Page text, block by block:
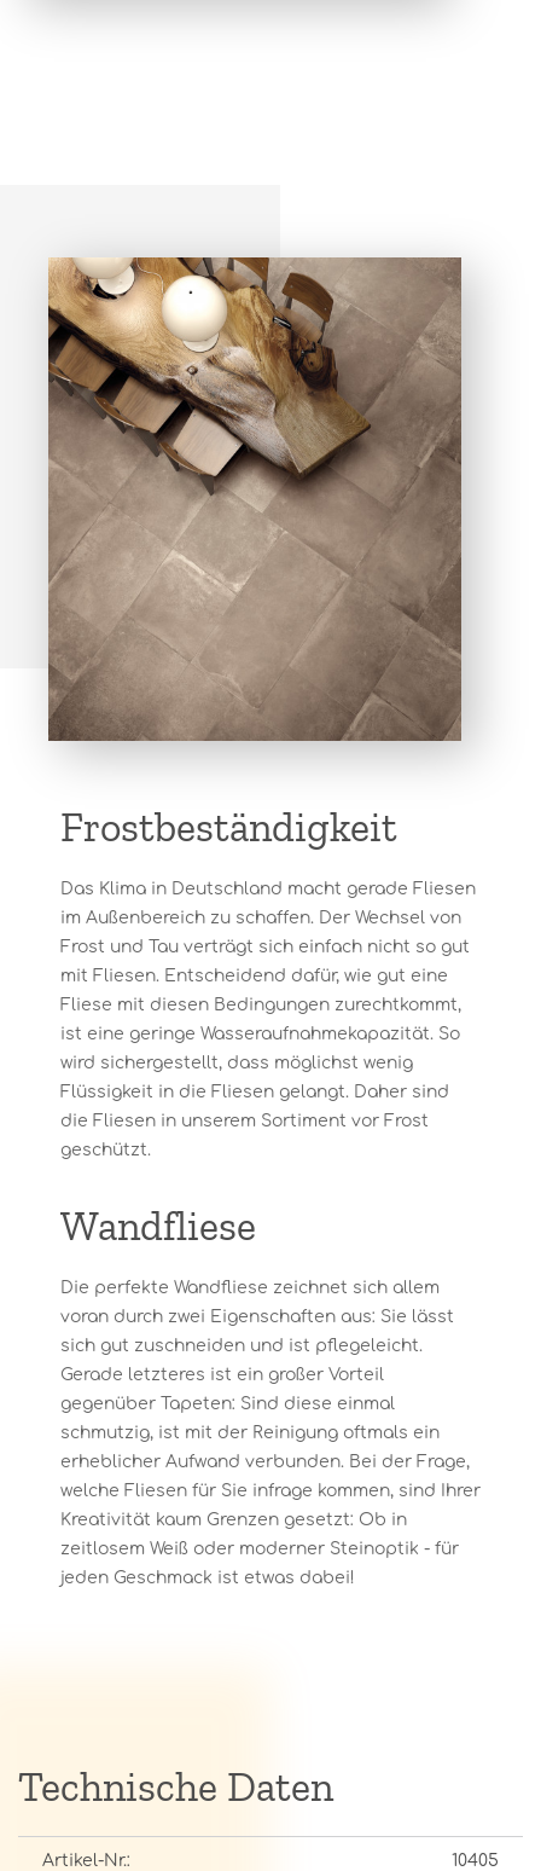
Frostbeständigkeit
Das Klima in Deutschland macht gerade Fliesen
im Außenbereich zu schaffen. Der Wechsel von
Frost und Tau verträgt sich einfach nicht so gut
mit Fliesen. Entscheidend dafür, wie gut eine
Fliese mit diesen Bedingungen zurechtkommt,
ist eine geringe Wasseraufnahmekapazität. So
wird sichergestellt, dass möglichst wenig
Flüssigkeit in die Fliesen gelangt. Daher sind
die Fliesen in unserem Sortiment vor Frost
geschützt.
Wandfliese
Die perfekte Wandfliese zeichnet sich allem
voran durch zwei Eigenschaften aus: Sie lässt
sich gut zuschneiden und ist pflegeleicht.
Gerade letzteres ist ein großer Vorteil
gegenüber Tapeten: Sind diese einmal
schmutzig, ist mit der Reinigung oftmals ein
erheblicher Aufwand verbunden. Bei der Frage,
welche Fliesen für Sie infrage kommen, sind Ihrer
Kreativität kaum Grenzen gesetzt: Ob in
zeitlosem Weiß oder moderner Steinoptik - für
jeden Geschmack ist etwas dabei!
Technische Daten
Artikel-Nr.: 10405